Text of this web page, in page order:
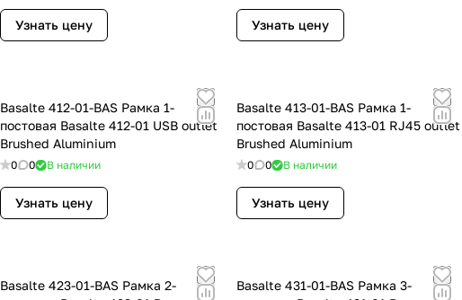
Узнать цену Узнать цену
Basalte 412-01-BAS Рамка 1-
постовая Basalte 412-01 USB outlet
Brushed Aluminium
0 0 В наличии
Узнать цену
Basalte 413-01-BAS Рамка 1-
постовая Basalte 413-01 RJ45 outlet
Brushed Aluminium
0 0 В наличии
Узнать цену
Basalte 423-01-BAS Рамка 2-
Basalte 431-01-BAS Рамка 3-